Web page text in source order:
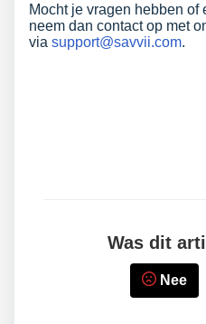
Mocht je vragen hebben of
neem dan contact op met
via support@savvii.com.
Was dit
Nee